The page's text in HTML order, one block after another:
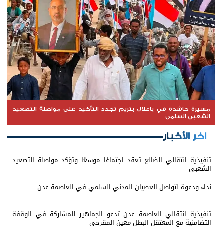
مسيرة حاشدة في باعلال بتريم تجدد التأكيد على مواصلة التصعيد
الشعبي السلمي
اخر الأخبار
تنفيذية انتقالي الضالع تعقد اجتماعًا موسعًا وتؤكد مواصلة التصعيد
الشعبي
نداء ودعوة لتواصل العصيان المدني السلمي في العاصمة عدن
تنفيذية انتقالي العاصمة عدن تدعو الجماهير للمشاركة في الوقفة
التضامنية مع المعتقل البطل معين المقرحي